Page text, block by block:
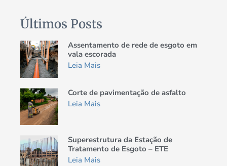
Últimos Posts
Assentamento de rede de esgoto em
vala escorada
Leia Mais
Corte de pavimentação de asfalto
Leia Mais
Superestrutura da Estação de
Tratamento de Esgoto – ETE
Leia Mais